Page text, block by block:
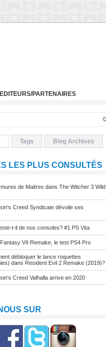
EDITEURS/PARTENAIRES
Tags Blog Archives
LES PLUS CONSULTÉS
de Maitres dans The Witcher 3 Wild
Creed Syndicate dévoile ses
t-il de nos consoles? #1 PS Vita
VII Remake, le test PS4 Pro
débloquer le lance roquettes
dans Resident Evil 2 Remake (2019)?
Creed Valhalla arrive en 2020
SUR